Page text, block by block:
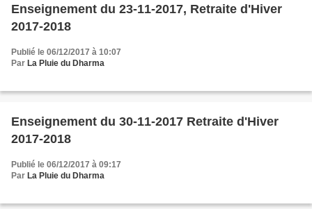
Enseignement du 23-11-2017, Retraite d'Hiver
2017-2018
Publié le 06/12/2017 à 10:07
Par La Pluie du Dharma
Enseignement du 30-11-2017 Retraite d'Hiver
2017-2018
Publié le 06/12/2017 à 09:17
Par La Pluie du Dharma